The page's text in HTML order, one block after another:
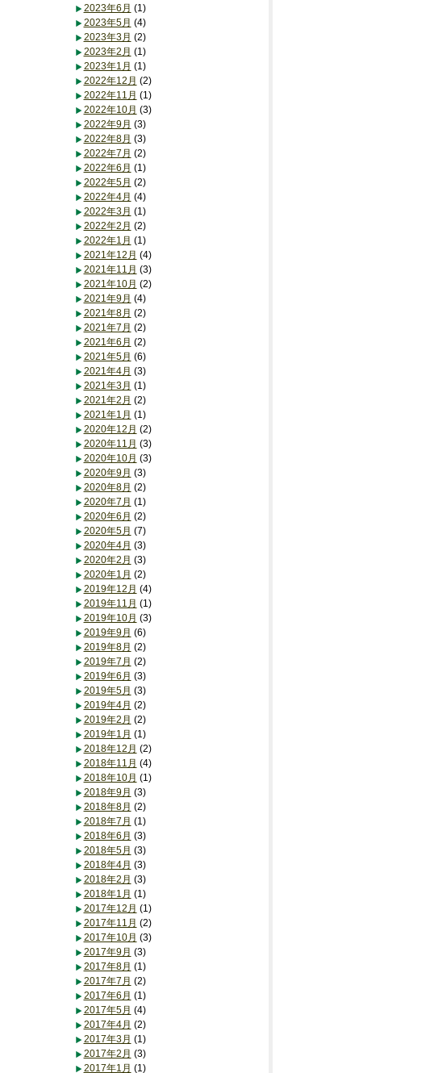
2023年6月 (1)
2023年5月 (4)
2023年3月 (2)
2023年2月 (1)
2023年1月 (1)
2022年12月 (2)
2022年11月 (1)
2022年10月 (3)
2022年9月 (3)
2022年8月 (3)
2022年7月 (2)
2022年6月 (1)
2022年5月 (2)
2022年4月 (4)
2022年3月 (1)
2022年2月 (2)
2022年1月 (1)
2021年12月 (4)
2021年11月 (3)
2021年10月 (2)
2021年9月 (4)
2021年8月 (2)
2021年7月 (2)
2021年6月 (2)
2021年5月 (6)
2021年4月 (3)
2021年3月 (1)
2021年2月 (2)
2021年1月 (1)
2020年12月 (2)
2020年11月 (3)
2020年10月 (3)
2020年9月 (3)
2020年8月 (2)
2020年7月 (1)
2020年6月 (2)
2020年5月 (7)
2020年4月 (3)
2020年2月 (3)
2020年1月 (2)
2019年12月 (4)
2019年11月 (1)
2019年10月 (3)
2019年9月 (6)
2019年8月 (2)
2019年7月 (2)
2019年6月 (3)
2019年5月 (3)
2019年4月 (2)
2019年2月 (2)
2019年1月 (1)
2018年12月 (2)
2018年11月 (4)
2018年10月 (1)
2018年9月 (3)
2018年8月 (2)
2018年7月 (1)
2018年6月 (3)
2018年5月 (3)
2018年4月 (3)
2018年2月 (3)
2018年1月 (1)
2017年12月 (1)
2017年11月 (2)
2017年10月 (3)
2017年9月 (3)
2017年8月 (1)
2017年7月 (2)
2017年6月 (1)
2017年5月 (4)
2017年4月 (2)
2017年3月 (1)
2017年2月 (3)
2017年1月 (1)